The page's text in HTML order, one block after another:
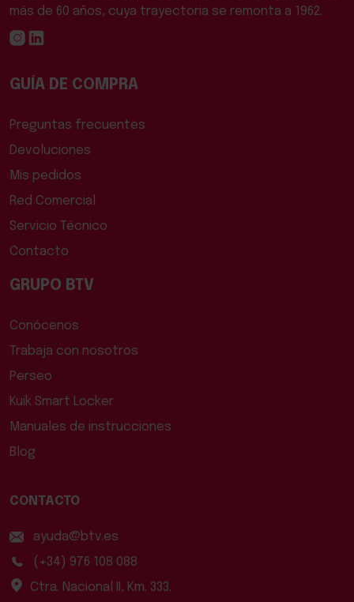
más de 60 años, cuya trayectoria se remonta a 1962.
GUÍA DE COMPRA
Preguntas frecuentes
Devoluciones
Mis pedidos
Red Comercial
Servicio Técnico
Contacto
GRUPO BTV
Conócenos
Trabaja con nosotros
Perseo
Kuik Smart Locker
Manuales de instrucciones
Blog
CONTACTO
ayuda@btv.es
(+34) 976 108 088
Ctra. Nacional II, Km. 333.